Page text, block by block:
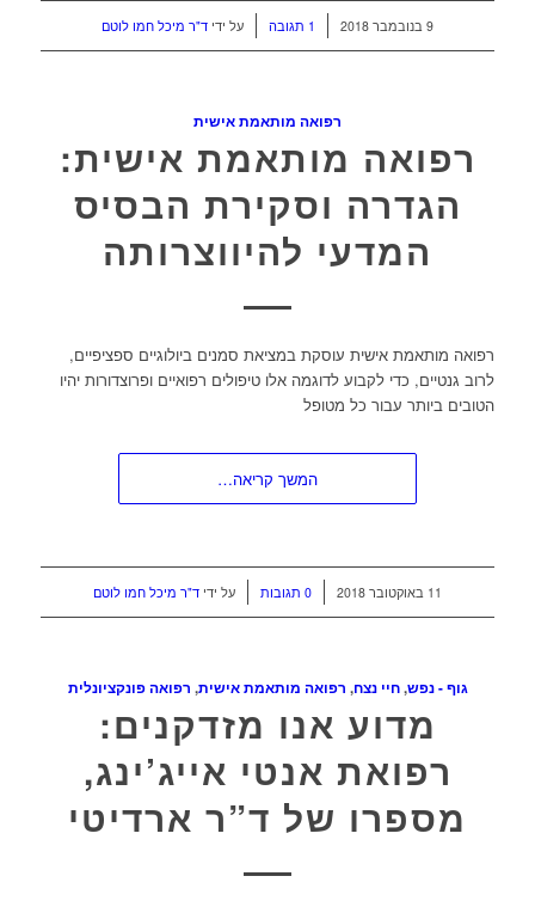
9 בנובמבר 2018 / 1 תגובה על ידי ד"ר מיכל חמו לוטם
רפואה מותאמת אישית
רפואה מותאמת אישית:
הגדרה וסקירת הבסיס
המדעי להיווצרותה
רפואה מותאמת אישית עוסקת במציאת סמנים ביולוגיים ספציפיים,
לרוב גנטיים, כדי לקבוע לדוגמה אלו טיפולים רפואיים ופרוצדורות יהיו
הטובים ביותר עבור כל מטופל
המשך קריאה…
11 באוקטובר 2018 / 0 תגובות על ידי ד"ר מיכל חמו לוטם
גוף - נפש,חיי נצח, רפואה מותאמת אישית, רפואה פונקציונלית
מדוע אנו מזדקנים:
רפואת אנטי אייג’ינג,
מספרו של ד”ר ארדיטי